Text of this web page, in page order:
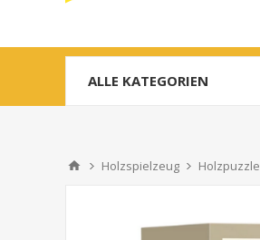
ALLE KATEGORIEN
Holzspielzeug Holzpuzzle